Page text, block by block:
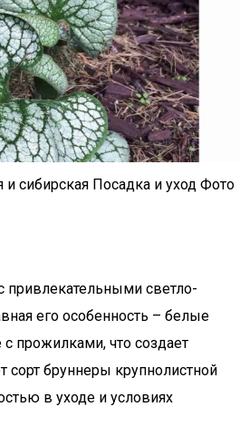
и сибирская Посадка и уход Фото
привлекательными светло-
его особенность – белые
прожилками, что создает
бруннеры крупнолистной
в уходе и условиях